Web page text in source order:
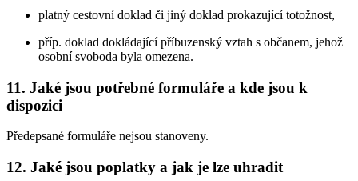
platný cestovní doklad či jiný doklad prokazující totožnost,
příp. doklad dokládající příbuzenský vztah s občanem, jehož
osobní svoboda byla omezena.
11. Jaké jsou potřebné formuláře a kde jsou k
dispozici
Předepsané formuláře nejsou stanoveny.
12. Jaké jsou poplatky a jak je lze uhradit